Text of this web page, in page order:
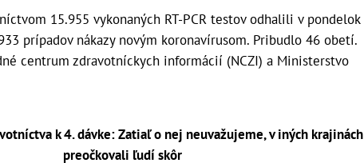
15.955 vykonaných RT-PCR testov odhalili v pondelok
prípadov nákazy novým koronavírusom. Pribudlo 46 obetí.
centrum zdravotníckych informácií (NCZI) a Ministerstvo
k 4. dávke: Zatiaľ o nej neuvažujeme, v iných krajinách
preočkovali ľudí skôr